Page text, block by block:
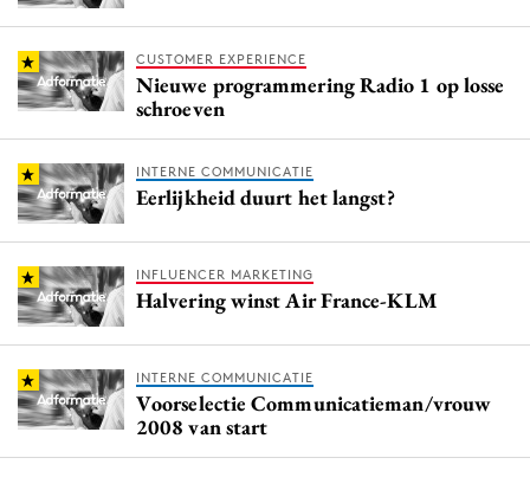
CUSTOMER EXPERIENCE
Nieuwe programmering Radio 1 op losse
schroeven
INTERNE COMMUNICATIE
Eerlijkheid duurt het langst?
INFLUENCER MARKETING
Halvering winst Air France-KLM
INTERNE COMMUNICATIE
Voorselectie Communicatieman/vrouw
2008 van start